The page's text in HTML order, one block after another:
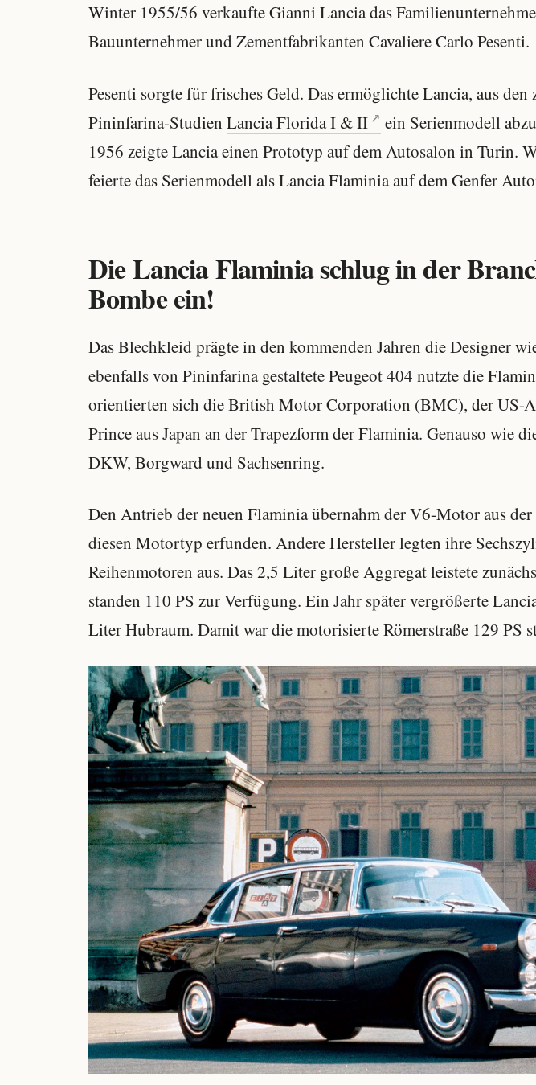
Winter 1955/56 verkaufte Gianni Lancia das
Bauunternehmer und Zementfabrikanten Cavaliere Carlo Pesenti.
Pesenti sorgte für frisches Geld. Das ermöglichte Lancia, aus den
Pininfarina-Studien Lancia Florida I & II
ein Serienmodell
1956 zeigte Lancia einen Prototyp auf dem Autosalon in Turin.
feierte das Serienmodell als Lancia Flaminia auf dem Genfer
Die Lancia Flaminia schlug in der
Bombe ein!
Das Blechkleid prägte in den kommenden Jahren die Designer
ebenfalls von Pininfarina gestaltete Peugeot 404 nutzte die
orientierten sich die British Motor Corporation (BMC), der US-
Prince aus Japan an der Trapezform der Flaminia. Genauso wie
DKW, Borgward und Sachsenring.
Den Antrieb der neuen Flaminia übernahm der V6-Motor aus
diesen Motortyp erfunden. Andere Hersteller legten ihre
Reihenmotoren aus. Das 2,5 Liter große Aggregat leistete
standen 110 PS zur Verfügung. Ein Jahr später vergrößerte
Liter Hubraum. Damit war die motorisierte Römerstraße 129 PS